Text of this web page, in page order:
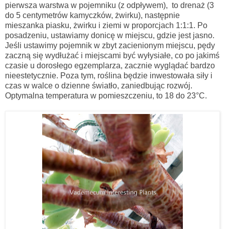
pierwsza warstwa w pojemniku (z odpływem), to drenaż (3
do 5 centymetrów kamyczków, żwirku), następnie
mieszanka piasku, żwirku i ziemi w proporcjach 1:1:1. Po
posadzeniu, ustawiamy donicę w miejscu, gdzie jest jasno.
Jeśli ustawimy pojemnik w zbyt zacienionym miejscu, pędy
zaczną się wydłużać i miejscami być wyłysiałe, co po jakimś
czasie u dorosłego egzemplarza, zacznie wyglądać bardzo
nieestetycznie. Poza tym, roślina będzie inwestowała siły i
czas w walce o dzienne światło, zaniedbując rozwój.
Optymalna temperatura w pomieszczeniu, to 18 do 23°C.